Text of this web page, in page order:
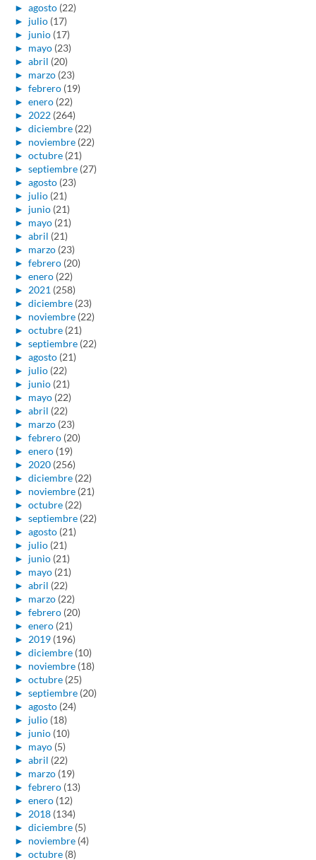
► agosto (22)
► julio (17)
► junio (17)
► mayo (23)
► abril (20)
► marzo (23)
► febrero (19)
► enero (22)
► 2022 (264)
► diciembre (22)
► noviembre (22)
► octubre (21)
► septiembre (27)
► agosto (23)
► julio (21)
► junio (21)
► mayo (21)
► abril (21)
► marzo (23)
► febrero (20)
► enero (22)
► 2021 (258)
► diciembre (23)
► noviembre (22)
► octubre (21)
► septiembre (22)
► agosto (21)
► julio (22)
► junio (21)
► mayo (22)
► abril (22)
► marzo (23)
► febrero (20)
► enero (19)
► 2020 (256)
► diciembre (22)
► noviembre (21)
► octubre (22)
► septiembre (22)
► agosto (21)
► julio (21)
► junio (21)
► mayo (21)
► abril (22)
► marzo (22)
► febrero (20)
► enero (21)
► 2019 (196)
► diciembre (10)
► noviembre (18)
► octubre (25)
► septiembre (20)
► agosto (24)
► julio (18)
► junio (10)
► mayo (5)
► abril (22)
► marzo (19)
► febrero (13)
► enero (12)
► 2018 (134)
► diciembre (5)
► noviembre (4)
► octubre (8)